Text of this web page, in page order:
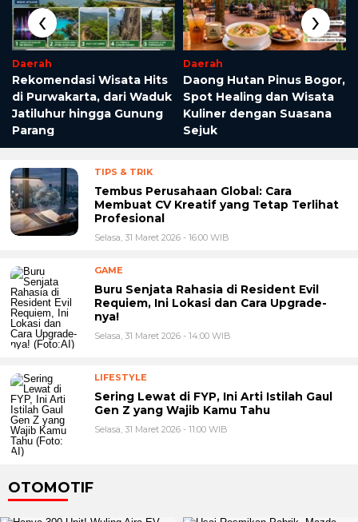
Daerah
Rekomendasi Wisata Hits
di Purwakarta, dari Waduk
Jatiluhur hingga Gunung
Parang
Daerah
Daong Hutan Pinus Bogor,
Spot Healing dan Wisata
Kuliner dengan Suasana
Sejuk
‹ ›
TIPS & TRIK
Tembus Perusahaan Global: Cara
Membuat CV Kreatif yang Tetap Terlihat
Profesional
Selasa, 31 Maret 2026 - 16:00 WIB
GAME
Buru Senjata Rahasia di Resident Evil
Requiem, Ini Lokasi dan Cara Upgrade-
nya!
Selasa, 31 Maret 2026 - 14:00 WIB
LIFESTYLE
Sering Lewat di FYP, Ini Arti Istilah Gaul
Gen Z yang Wajib Kamu Tahu
Selasa, 31 Maret 2026 - 11:00 WIB
OTOMOTIF